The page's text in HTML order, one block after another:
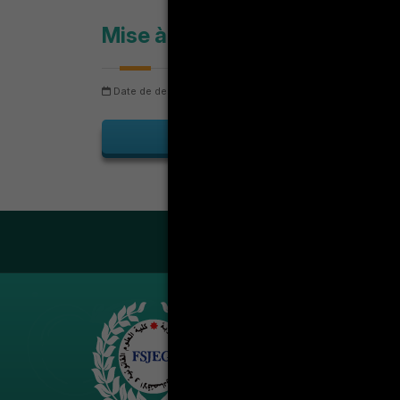
Mise à jour de planning de
Date de dernière mise à jour: samedi 8 août 2026